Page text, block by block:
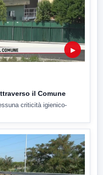
▶
il Comune
criticità igienico-